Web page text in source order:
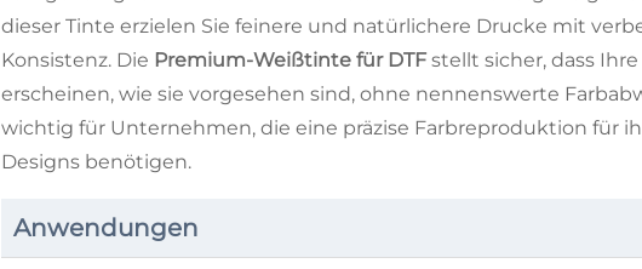
dieser Tinte erzielen Sie feinere und natürlichere Drucke mit
Konsistenz. Die Premium-Weißtinte für DTF stellt sicher, dass
erscheinen, wie sie vorgesehen sind, ohne nennenswerte
wichtig für Unternehmen, die eine präzise Farbreproduktion für
Designs benötigen.
Anwendungen